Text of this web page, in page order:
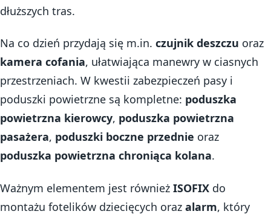
dłuższych tras.
Na co dzień przydają się m.in. czujnik deszczu oraz
kamera cofania, ułatwiająca manewry w ciasnych
przestrzeniach. W kwestii zabezpieczeń pasy i
poduszki powietrzne są kompletne: poduszka
powietrzna kierowcy, poduszka powietrzna
pasażera, poduszki boczne przednie oraz
poduszka powietrzna chroniąca kolana.
Ważnym elementem jest również ISOFIX do
montażu fotelików dziecięcych oraz alarm, który